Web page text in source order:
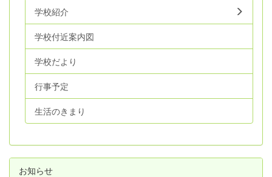
学校紹介
学校付近案内図
学校だより
行事予定
生活のきまり
お知らせ